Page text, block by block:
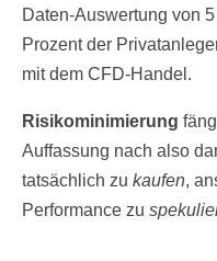
Daten-Auswertung von
Prozent der
mit dem CFD-Handel.
Risikominimierung
Auffassung nach also
tatsächlich zu kaufen,
Performance zu